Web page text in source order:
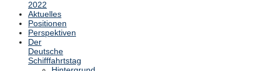
2022
Aktuelles
Positionen
Perspektiven
Der
Deutsche
Schifffahrtstag